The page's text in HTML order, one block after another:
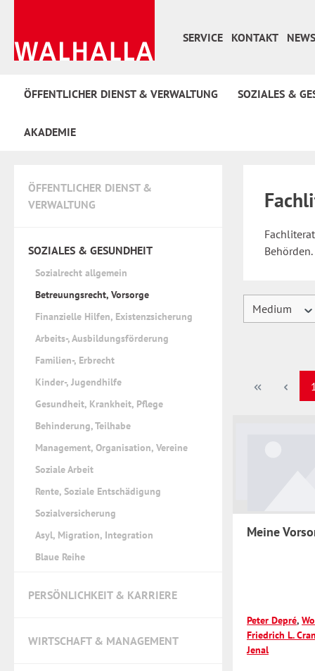
SERVICE
KONTAKT
ÖFFENTLICHER DIENST & VERWALTUNG SOZIALES &
AKADEMIE
ÖFFENTLICHER DIENST &
VERWALTUNG
SOZIALES & GESUNDHEIT
Sozialrecht allgemein
Betreuungsrecht, Vorsorge
Finanzielle Hilfen, Existenzsicherung
Arbeits-, Ausbildungsförderung
Familien-, Erbrecht
Kinder-, Jugendhilfe
Gesundheit, Krankheit, Pflege
Behinderung, Teilhabe
Management, Organisation, Vereine
Soziale Arbeit
Rente, Soziale Entschädigung
Sozialversicherung
Asyl, Migration, Integration
Blaue Reihe
PERSÖNLICHKEIT & KARRIERE
WIRTSCHAFT & MANAGEMENT
Behörden.
Medium
1
Meine
Peter Depré,
Friedrich L.
Jenal